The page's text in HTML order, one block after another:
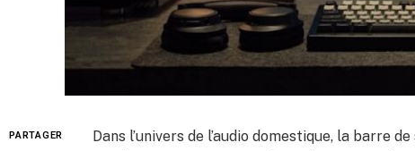
PARTAGER
Dans l’univers de l’audio domestique, la barre